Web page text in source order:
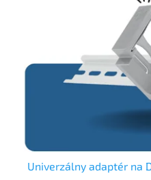
Univerzálny adaptér na